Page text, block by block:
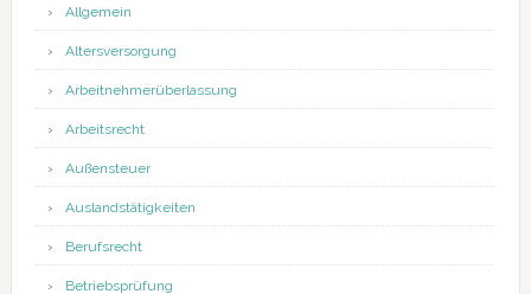
Allgemein
Altersversorgung
Arbeitnehmerüberlassung
Arbeitsrecht
Außensteuer
Auslandstätigkeiten
Berufsrecht
Betriebsprüfung